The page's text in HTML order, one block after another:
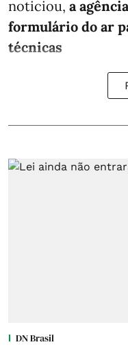
noticiou, a
formulário do ar
técnicas
DN Brasil